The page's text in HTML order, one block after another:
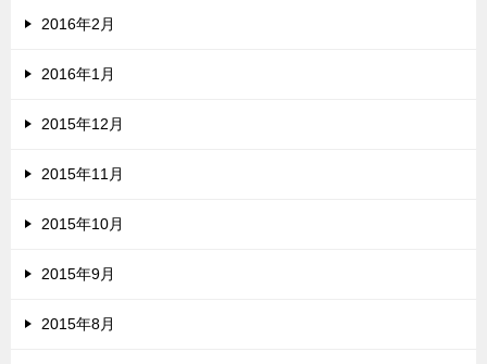
2016年2月
2016年1月
2015年12月
2015年11月
2015年10月
2015年9月
2015年8月